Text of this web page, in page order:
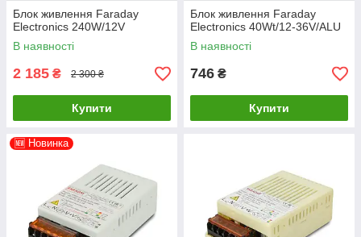
Блок живлення Faraday
Electronics 240W/12V
В наявності
2 185 ₴ 2 300 ₴
Купити
Блок живлення Faraday
Electronics 40Wt/12-36V/ALU
В наявності
746 ₴
Купити
🆕 Новинка